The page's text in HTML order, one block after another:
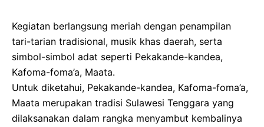
Kegiatan berlangsung meriah dengan penampilan
tari-tarian tradisional, musik khas daerah, serta
simbol-simbol adat seperti Pekakande-kandea,
Kafoma-foma’a, Maata.
Untuk diketahui, Pekakande-kandea, Kafoma-foma’a,
Maata merupakan tradisi Sulawesi Tenggara yang
dilaksanakan dalam rangka menyambut kembalinya